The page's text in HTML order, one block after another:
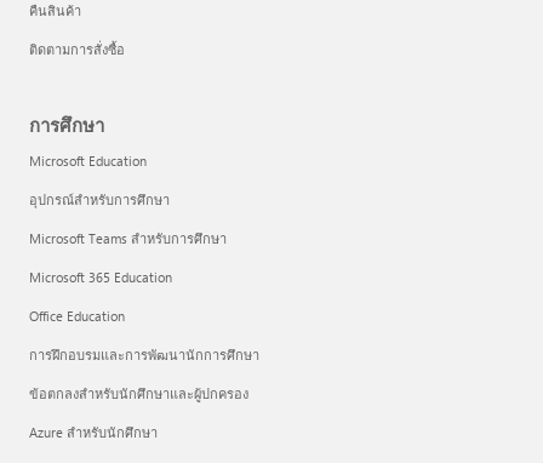
คืนสินค้า
ติดตามการสั่งซื้อ
การศึกษา
Microsoft Education
อุปกรณ์สำหรับการศึกษา
Microsoft Teams สำหรับการศึกษา
Microsoft 365 Education
Office Education
การฝึกอบรมและการพัฒนานักการศึกษา
ข้อตกลงสำหรับนักศึกษาและผู้ปกครอง
Azure สำหรับนักศึกษา